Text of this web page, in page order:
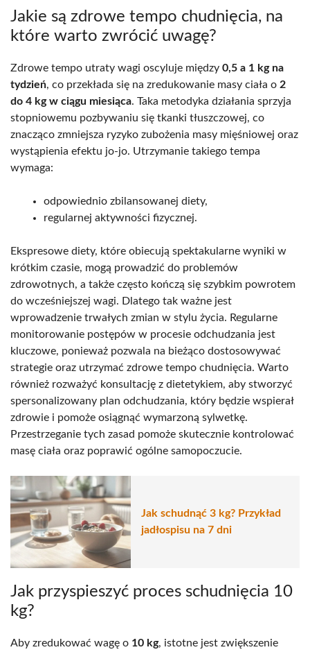
Jakie są zdrowe tempo chudnięcia, na
które warto zwrócić uwagę?
Zdrowe tempo utraty wagi oscyluje między 0,5 a 1 kg na
tydzień, co przekłada się na zredukowanie masy ciała o 2
do 4 kg w ciągu miesiąca. Taka metodyka działania sprzyja
stopniowemu pozbywaniu się tkanki tłuszczowej, co
znacząco zmniejsza ryzyko zubożenia masy mięśniowej oraz
wystąpienia efektu jo-jo. Utrzymanie takiego tempa
wymaga:
odpowiednio zbilansowanej diety,
regularnej aktywności fizycznej.
Ekspresowe diety, które obiecują spektakularne wyniki w
krótkim czasie, mogą prowadzić do problemów
zdrowotnych, a także często kończą się szybkim powrotem
do wcześniejszej wagi. Dlatego tak ważne jest
wprowadzenie trwałych zmian w stylu życia. Regularne
monitorowanie postępów w procesie odchudzania jest
kluczowe, ponieważ pozwala na bieżąco dostosowywać
strategie oraz utrzymać zdrowe tempo chudnięcia. Warto
również rozważyć konsultację z dietetykiem, aby stworzyć
spersonalizowany plan odchudzania, który będzie wspierał
zdrowie i pomoże osiągnąć wymarzoną sylwetkę.
Przestrzeganie tych zasad pomoże skutecznie kontrolować
masę ciała oraz poprawić ogólne samopoczucie.
Jak schudnąć 3 kg? Przykład
jadłospisu na 7 dni
Jak przyspieszyć proces schudnięcia 10
kg?
Aby zredukować wagę o 10 kg, istotne jest zwiększenie